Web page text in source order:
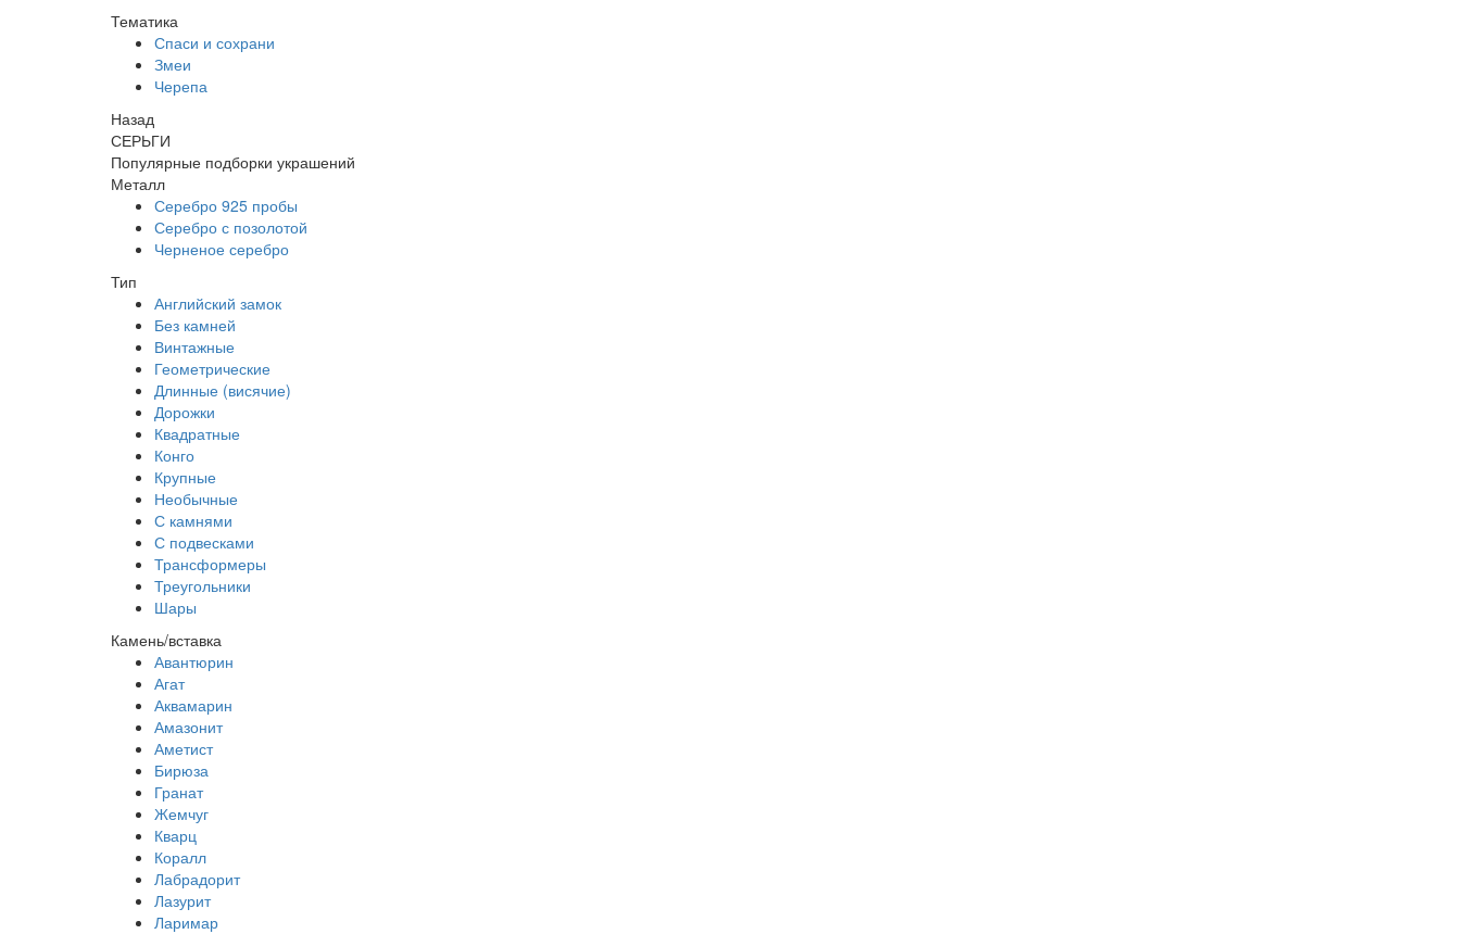
Тематика
Спаси и сохрани
Змеи
Черепа
Назад
СЕРЬГИ
Популярные подборки украшений
Металл
Серебро 925 пробы
Серебро с позолотой
Черненое серебро
Тип
Английский замок
Без камней
Винтажные
Геометрические
Длинные (висячие)
Дорожки
Квадратные
Конго
Крупные
Необычные
С камнями
С подвесками
Трансформеры
Треугольники
Шары
Камень/вставка
Авантюрин
Агат
Аквамарин
Амазонит
Аметист
Бирюза
Гранат
Жемчуг
Кварц
Коралл
Лабрадорит
Лазурит
Ларимар